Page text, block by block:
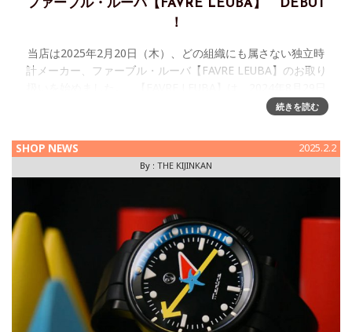
ファーブル・ルーバ【FAVRE LEUBA】 DEBUT
！
当店は2025年2月20日（木）、どの組織にも属さない独立時
計メーカー、ファーブル・ルーバ【FAVRE LEUBA】のお取り
続きを読む
SHOP NEWS 2025.2.2
By : THE KIJINKAN